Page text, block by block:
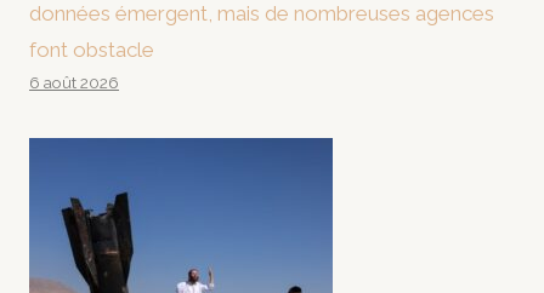
données émergent, mais de nombreuses agences
font obstacle
6 août 2026